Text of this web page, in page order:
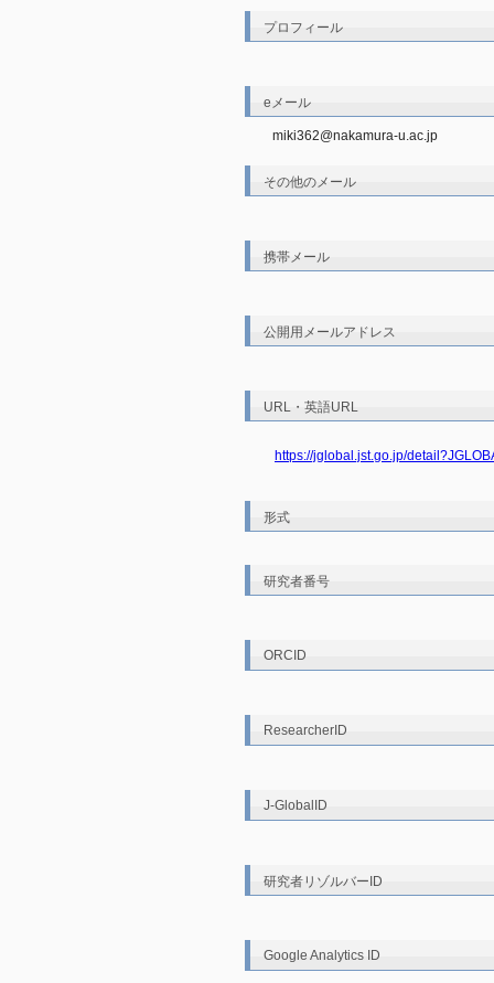
プロフィール
eメール
miki362@nakamura-u.ac.jp
その他のメール
携帯メール
公開用メールアドレス
URL・英語URL
https://jglobal.jst.go.jp/
形式
研究者番号
ORCID
ResearcherID
J-GlobalID
研究者リゾルバーID
Google Analytics ID